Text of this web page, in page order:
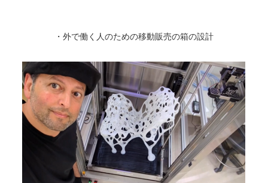
・外で働く人のための移動販売の箱の設計